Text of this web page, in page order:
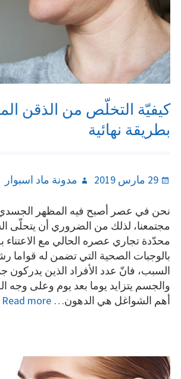
كيفيّة التخلّص من الذقن
بطريقة نهائية
Posted
29 مارس 2019 Author
مدونة ماد اسبوار
نحن في عصر أصبح فيه المظهر
مجتمعنا، لذلك من الضروري أن
محدّدة تجاري عصره الحالي مع الاعتناء
بالوجبات الصحية التي تضمن له قواما
السبب، فانّ عدد الأفراد الذين يدركون
والجسم يتزايد يوما بعد يوم وعلى
أهم الشواغل هي الدهون… Read more